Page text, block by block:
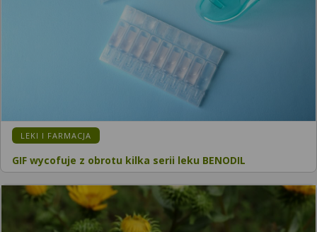
KATEGORIA:
LEKI I FARMACJA
GIF wycofuje z obrotu kilka serii leku BENODIL